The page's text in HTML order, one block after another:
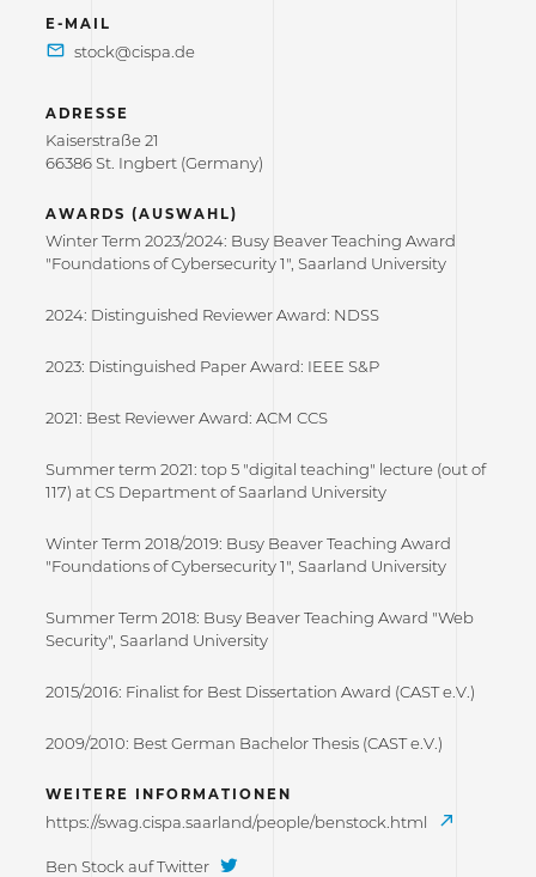
E-MAIL
ADRESSE
Kaiserstraße 21
66386 St. Ingbert (Germany)
AWARDS (AUSWAHL)
Winter Term 2023/2024: Busy Beaver Teaching Award
"Foundations of Cybersecurity 1", Saarland University
2024: Distinguished Reviewer Award: NDSS
2023: Distinguished Paper Award: IEEE S&P
2021: Best Reviewer Award: ACM CCS
Summer term 2021: top 5 "digital teaching" lecture (out of
117) at CS Department of Saarland University
Winter Term 2018/2019: Busy Beaver Teaching Award
"Foundations of Cybersecurity 1", Saarland University
Summer Term 2018: Busy Beaver Teaching Award "Web
Security", Saarland University
2015/2016: Finalist for Best Dissertation Award (CAST e.V.)
2009/2010: Best German Bachelor Thesis (CAST e.V.)
WEITERE INFORMATIONEN
https://swag.cispa.saarland/people/benstock.html
Ben Stock auf Twitter